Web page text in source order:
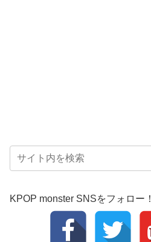
KPOP monster SNSをフォロー！